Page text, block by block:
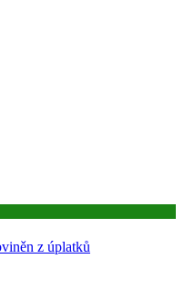
z úplatků